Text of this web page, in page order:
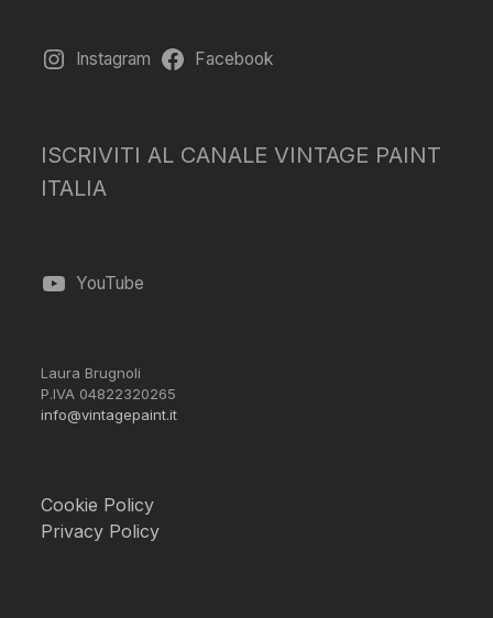
Instagram Facebook
ISCRIVITI AL CANALE VINTAGE PAINT
ITALIA
YouTube
Laura Brugnoli
P.IVA 04822320265
info@vintagepaint.it
Cookie Policy
Privacy Policy